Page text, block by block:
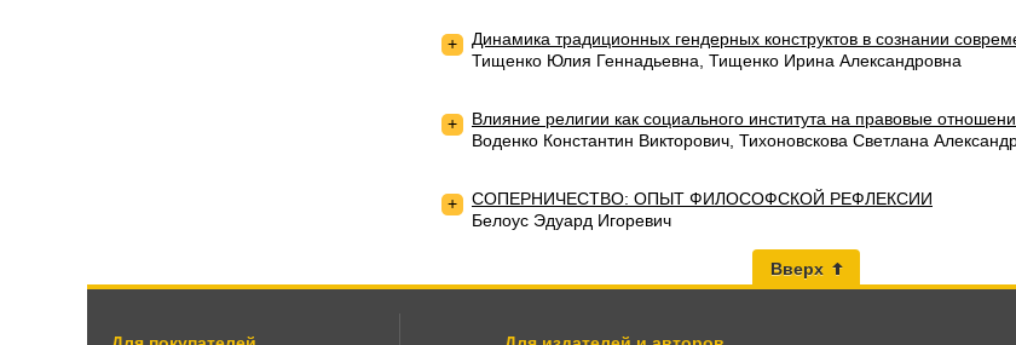
+ Динамика традиционных гендерных конструктов в сознании
Тищенко Юлия Геннадьевна, Тищенко Ирина Александровна
+ Влияние религии как социального института на правовые
Воденко Константин Викторович, Тихоновскова Светлана
+ СОПЕРНИЧЕСТВО: ОПЫТ ФИЛОСОФСКОЙ РЕФЛЕКСИИ
Белоус Эдуард Игоревич
Вверх